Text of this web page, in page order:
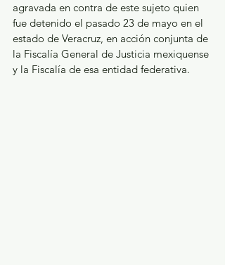
agravada en contra de este sujeto quien
fue detenido el pasado 23 de mayo en el
estado de Veracruz, en acción conjunta de
la Fiscalía General de Justicia mexiquense
y la Fiscalía de esa entidad federativa.